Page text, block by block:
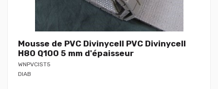
Mousse de PVC Divinycell PVC Divinycell
H80 Q100 5 mm d'épaisseur
WNPVCIST5
DIAB